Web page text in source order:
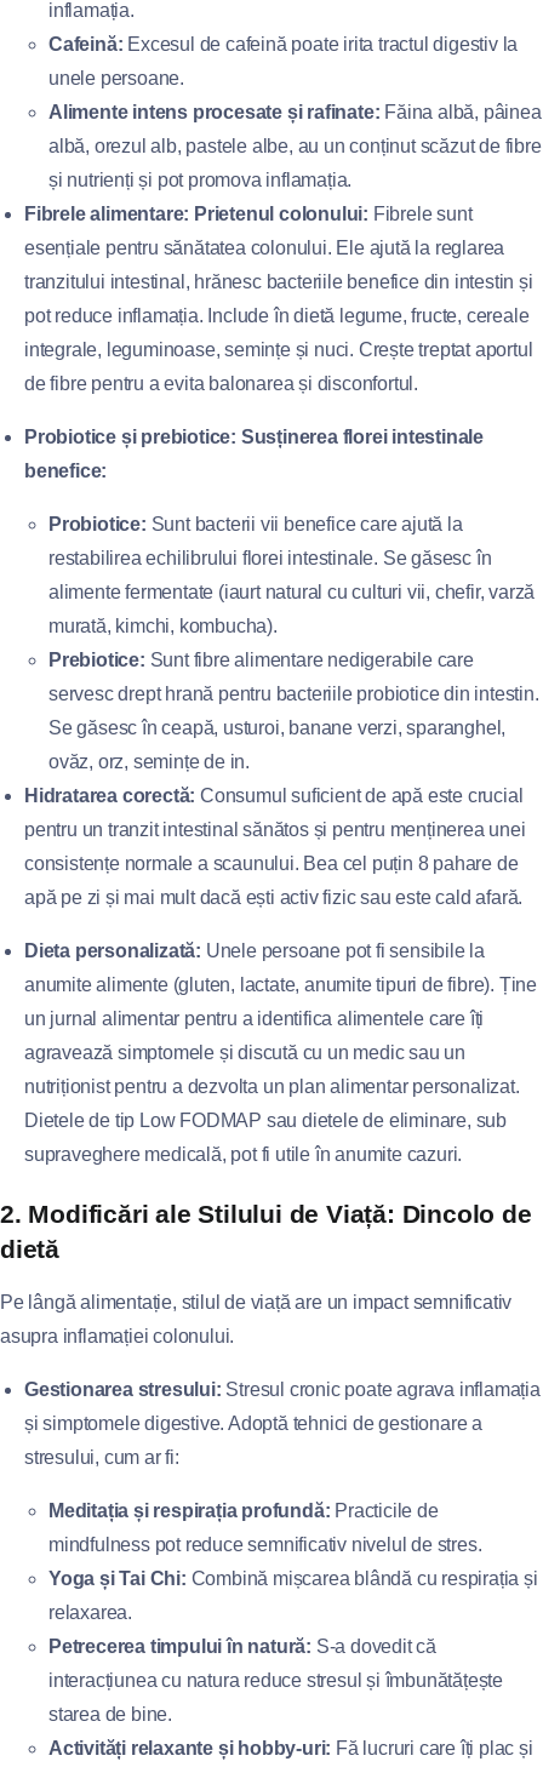
inflamația.
Cafeină: Excesul de cafeină poate irita tractul digestiv la
unele persoane.
Alimente intens procesate și rafinate: Făina albă, pâinea
albă, orezul alb, pastele albe, au un conținut scăzut de fibre
și nutrienți și pot promova inflamația.
Fibrele alimentare: Prietenul colonului: Fibrele sunt
esențiale pentru sănătatea colonului. Ele ajută la reglarea
tranzitului intestinal, hrănesc bacteriile benefice din intestin și
pot reduce inflamația. Include în dietă legume, fructe, cereale
integrale, leguminoase, semințe și nuci. Crește treptat aportul
de fibre pentru a evita balonarea și disconfortul.
Probiotice și prebiotice: Susținerea florei intestinale
benefice:
Probiotice: Sunt bacterii vii benefice care ajută la
restabilirea echilibrului florei intestinale. Se găsesc în
alimente fermentate (iaurt natural cu culturi vii, chefir, varză
murată, kimchi, kombucha).
Prebiotice: Sunt fibre alimentare nedigerabile care
servesc drept hrană pentru bacteriile probiotice din intestin.
Se găsesc în ceapă, usturoi, banane verzi, sparanghel,
ovăz, orz, semințe de in.
Hidratarea corectă: Consumul suficient de apă este crucial
pentru un tranzit intestinal sănătos și pentru menținerea unei
consistențe normale a scaunului. Bea cel puțin 8 pahare de
apă pe zi și mai mult dacă ești activ fizic sau este cald afară.
Dieta personalizată: Unele persoane pot fi sensibile la
anumite alimente (gluten, lactate, anumite tipuri de fibre). Ține
un jurnal alimentar pentru a identifica alimentele care îți
agravează simptomele și discută cu un medic sau un
nutriționist pentru a dezvolta un plan alimentar personalizat.
Dietele de tip Low FODMAP sau dietele de eliminare, sub
supraveghere medicală, pot fi utile în anumite cazuri.
2. Modificări ale Stilului de Viață: Dincolo de
dietă
Pe lângă alimentație, stilul de viață are un impact semnificativ
asupra inflamației colonului.
Gestionarea stresului: Stresul cronic poate agrava inflamația
și simptomele digestive. Adoptă tehnici de gestionare a
stresului, cum ar fi:
Meditația și respirația profundă: Practicile de
mindfulness pot reduce semnificativ nivelul de stres.
Yoga și Tai Chi: Combină mișcarea blândă cu respirația și
relaxarea.
Petrecerea timpului în natură: S-a dovedit că
interacțiunea cu natura reduce stresul și îmbunătățește
starea de bine.
Activități relaxante și hobby-uri: Fă lucruri care îți plac și